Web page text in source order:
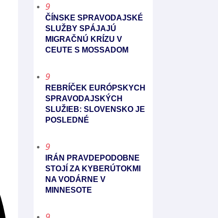
9
ČÍNSKE SPRAVODAJSKÉ
SLUŽBY SPÁJAJÚ
MIGRAČNÚ KRÍZU V
CEUTE S MOSSADOM
9
REBRÍČEK EURÓPSKYCH
SPRAVODAJSKÝCH
SLUŽIEB: SLOVENSKO JE
POSLEDNÉ
9
IRÁN PRAVDEPODOBNE
STOJÍ ZA KYBERÚTOKMI
NA VODÁRNE V
MINNESOTE